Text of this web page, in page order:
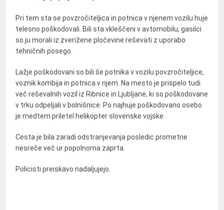
Pri tem sta se povzročiteljica in potnica v njenem vozilu huje
telesno poškodovali. Bili sta vkleščeni v avtomobilu, gasilci
so ju morali iz zverižene pločevine reševati z uporabo
tehničnih posego.
Lažje poškodovani so bili še potnika v vozilu povzročiteljice,
voznik kombija in potnica v njem. Na mesto je prispelo tudi
več reševalnih vozil iz Ribnice in Ljubljane, ki so poškodovane
v trku odpeljali v bolnišnice. Po najhuje poškodovano osebo
je medtem priletel helikopter slovenske vojske.
Cesta je bila zaradi odstranjevanja posledic prometne
nesreče več ur popolnoma zaprta.
Policisti preiskavo nadaljujejo.